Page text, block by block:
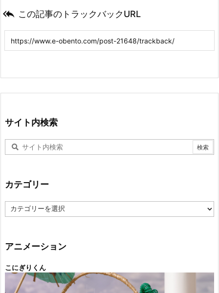
 この記事のトラックバックURL
サイト内検索
カテゴリー
テ
ー
アニメーション
こにぎりくん